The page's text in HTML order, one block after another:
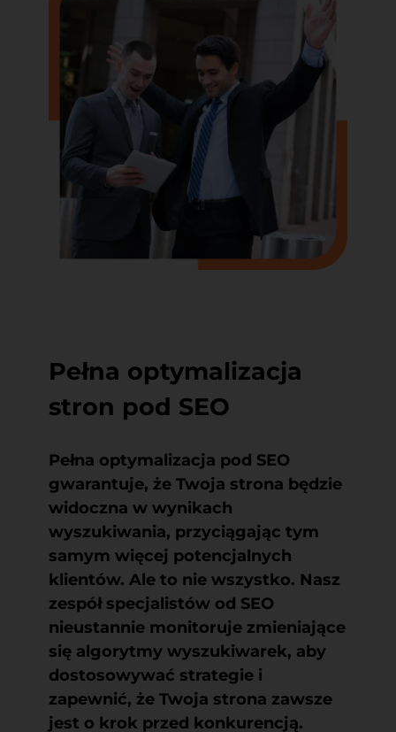
Pełna optymalizacja
stron pod SEO
Pełna optymalizacja pod SEO
gwarantuje, że Twoja strona będzie
widoczna w wynikach
wyszukiwania, przyciągając tym
samym więcej potencjalnych
klientów. Ale to nie wszystko. Nasz
zespół specjalistów od SEO
nieustannie monitoruje zmieniające
się algorytmy wyszukiwarek, aby
dostosowywać strategie i
zapewnić, że Twoja strona zawsze
jest o krok przed konkurencją.